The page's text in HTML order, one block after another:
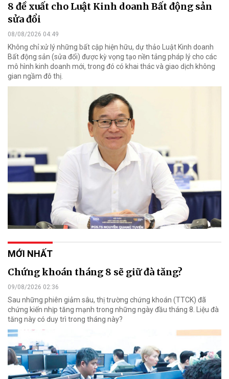
8 đề xuất cho Luật Kinh doanh Bất động sản
sửa đổi
08/08/2026 04:49
Không chỉ xử lý những bất cập hiện hữu, dự thảo Luật Kinh doanh
Bất động sản (sửa đổi) được kỳ vọng tạo nền tảng pháp lý cho các
mô hình kinh doanh mới, trong đó có khai thác và giao dịch không
gian ngầm đô thị.
MỚI NHẤT
Chứng khoán tháng 8 sẽ giữ đà tăng?
09/08/2026 02:36
Sau những phiên giảm sâu, thị trường chứng khoán (TTCK) đã
chứng kiến nhịp tăng mạnh trong những ngày đầu tháng 8. Liệu đà
tăng này có duy trì trong tháng này?